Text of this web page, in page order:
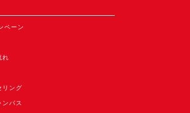
ペーン
れ
リング
ンパス